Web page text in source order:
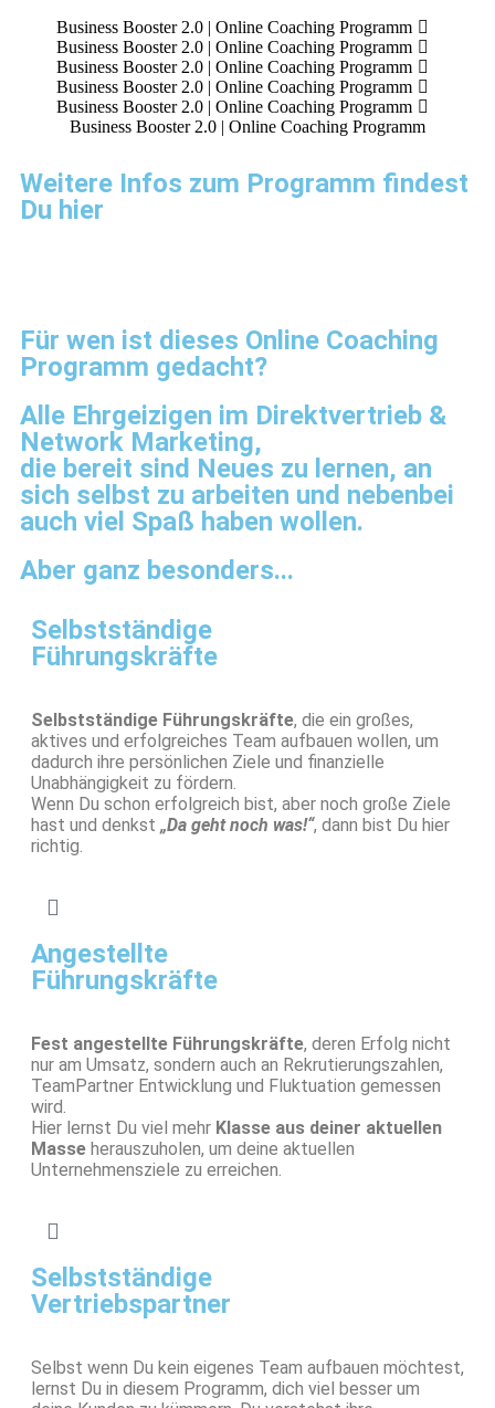
Business Booster 2.0 | Online Coaching Programm
Business Booster 2.0 | Online Coaching Programm
Business Booster 2.0 | Online Coaching Programm
Business Booster 2.0 | Online Coaching Programm
Business Booster 2.0 | Online Coaching Programm
Business Booster 2.0 | Online Coaching Programm
Weitere Infos zum Programm findest
Du hier
Für wen ist dieses Online Coaching
Programm gedacht?
Alle Ehrgeizigen im Direktvertrieb &
Network Marketing,
die bereit sind Neues zu lernen, an
sich selbst zu arbeiten und nebenbei
auch viel Spaß haben wollen.
Aber ganz besonders...
Selbstständige
Führungskräfte
Selbstständige Führungskräfte, die ein großes,
aktives und erfolgreiches Team aufbauen wollen, um
dadurch ihre persönlichen Ziele und finanzielle
Unabhängigkeit zu fördern.
Wenn Du schon erfolgreich bist, aber noch große Ziele
hast und denkst „Da geht noch was!“, dann bist Du hier
richtig.
Angestellte
Führungskräfte
Fest angestellte Führungskräfte, deren Erfolg nicht
nur am Umsatz, sondern auch an Rekrutierungszahlen,
TeamPartner Entwicklung und Fluktuation gemessen
wird.
Hier lernst Du viel mehr Klasse aus deiner aktuellen
Masse herauszuholen, um deine aktuellen
Unternehmensziele zu erreichen.
Selbstständige
Vertriebspartner
Selbst wenn Du kein eigenes Team aufbauen möchtest,
lernst Du in diesem Programm, dich viel besser um